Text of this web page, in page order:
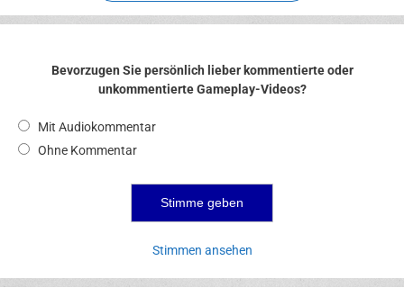
Bevorzugen Sie persönlich lieber kommentierte oder
unkommentierte Gameplay-Videos?
Mit Audiokommentar
Ohne Kommentar
Stimmen ansehen